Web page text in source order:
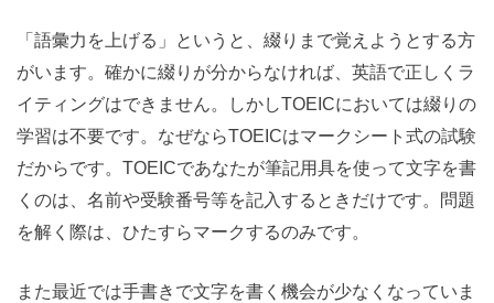
「語彙力を上げる」というと、綴りまで覚えようとする方
がいます。確かに綴りが分からなければ、英語で正しくラ
イティングはできません。しかしTOEICにおいては綴りの
学習は不要です。なぜならTOEICはマークシート式の試験
だからです。TOEICであなたが筆記用具を使って文字を書
くのは、名前や受験番号等を記入するときだけです。問題
を解く際は、ひたすらマークするのみです。
また最近では手書きで文字を書く機会が少なくなっていま